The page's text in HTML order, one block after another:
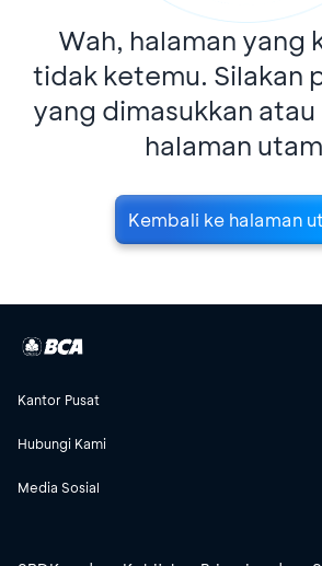
Wah, halaman yang
tidak ketemu. Silakan
yang dimasukkan
halaman
Kembali ke halaman
Kantor Pusat
Hubungi Kami
Media Sosial